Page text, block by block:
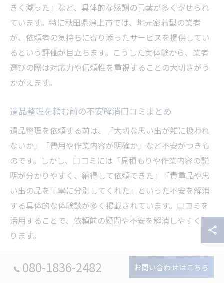
きく減った」など、具体的な感謝の言葉が多く寄せられ
ています。特に秋田県潟上市では、地元密着型の業者
が、依頼者の気持ちに寄り添ったサービスを提供してい
るという評価が目立ちます。こうした実体験から、業者
選びの際は対応力や信頼性を重視することの大切さがう
かがえます。
遺品整理を頼む前の不安解消口コミまとめ
遺品整理を依頼する前は、「大切な思い出が雑に扱われ
ないか」「費用や作業内容が明確か」など不安がつきも
のです。しかし、口コミには「見積もりや作業内容の説
明が分かりやすく、納得して依頼できた」「貴重品や思
い出の品を丁寧に分別してくれた」といった不安を解消
する具体的な体験談が多く掲載されています。口コミを
活用することで、依頼前の疑問や不安を解消しやすくな
ります。
口コミで明らかになる遺品整理の注意点
080-1836-2482 お問い合わせはこちら